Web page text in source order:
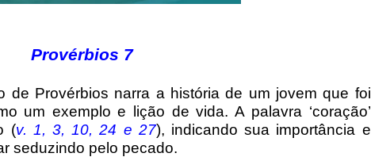
Provérbios 7
de Provérbios narra a história de um jovem que foi
um exemplo e lição de vida. A palavra ‘coração’
(v. 1, 3, 10, 24 e 27), indicando sua importância e
seduzindo pelo pecado.